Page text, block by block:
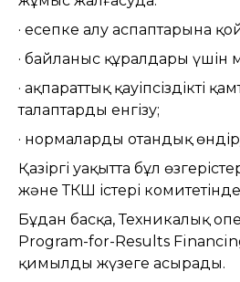
· есепке алу аспаптарына
· байланыс құралдары үшін
· ақпараттық қауіпсіздікті
талаптарды енгізу;
· нормаларды отандық
Қазіргі уақытта бұл
және ТКШ істері комитетінде
Бұдан басқа, Техникалық
Program-for-Results
қимылды жүзеге асырады.